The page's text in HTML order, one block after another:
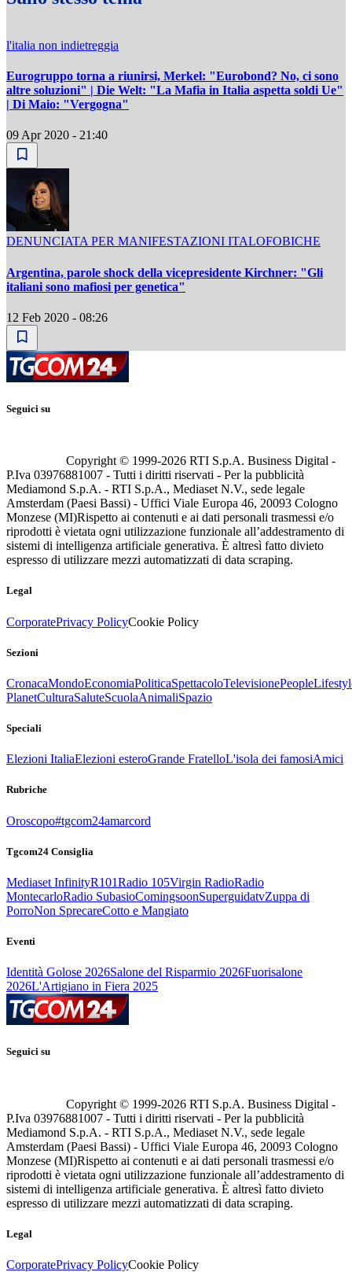
l'italia non indietreggia
Eurogruppo torna a riunirsi, Merkel: "Eurobond? No, ci sono
altre soluzioni" | Die Welt: "La Mafia in Italia aspetta soldi Ue"
| Di Maio: "Vergogna"
09 Apr 2020 - 21:40
DENUNCIATA PER MANIFESTAZIONI ITALOFOBICHE
Argentina, parole shock della vicepresidente Kirchner: "Gli
italiani sono mafiosi per genetica"
12 Feb 2020 - 08:26
Seguici su
Copyright © 1999-2026 RTI S.p.A. Business Digital -
P.Iva 03976881007 - Tutti i diritti riservati - Per la pubblicità
Mediamond S.p.A. - RTI S.p.A., Mediaset N.V., sede legale
Amsterdam (Paesi Bassi) - Uffici Viale Europa 46, 20093 Cologno
Monzese (MI)Rispetto ai contenuti e ai dati personali trasmessi e/o
riprodotti è vietata ogni utilizzazione funzionale all’addestramento di
sistemi di intelligenza artificiale generativa. È altresì fatto divieto
espresso di utilizzare mezzi automatizzati di data scraping.
Legal
CorporatePrivacy PolicyCookie Policy
Sezioni
CronacaMondoEconomiaPoliticaSpettacoloTelevisionePeople
PlanetCulturaSaluteScuolaAnimaliSpazio
Speciali
Elezioni ItaliaElezioni esteroGrande FratelloL'isola dei famosiAmici
Rubriche
Oroscopo#tgcom24amarcord
Tgcom24 Consiglia
Mediaset InfinityR101Radio 105Virgin RadioRadio
MontecarloRadio SubasioComingsoonSuperguidatvZuppa di
PorroNon SprecareCotto e Mangiato
Eventi
Identità Golose 2026Salone del Risparmio 2026Fuorisalone
2026L'Artigiano in Fiera 2025
Seguici su
Copyright © 1999-2026 RTI S.p.A. Business Digital -
P.Iva 03976881007 - Tutti i diritti riservati - Per la pubblicità
Mediamond S.p.A. - RTI S.p.A., Mediaset N.V., sede legale
Amsterdam (Paesi Bassi) - Uffici Viale Europa 46, 20093 Cologno
Monzese (MI)Rispetto ai contenuti e ai dati personali trasmessi e/o
riprodotti è vietata ogni utilizzazione funzionale all’addestramento di
sistemi di intelligenza artificiale generativa. È altresì fatto divieto
espresso di utilizzare mezzi automatizzati di data scraping.
Legal
CorporatePrivacy PolicyCookie Policy